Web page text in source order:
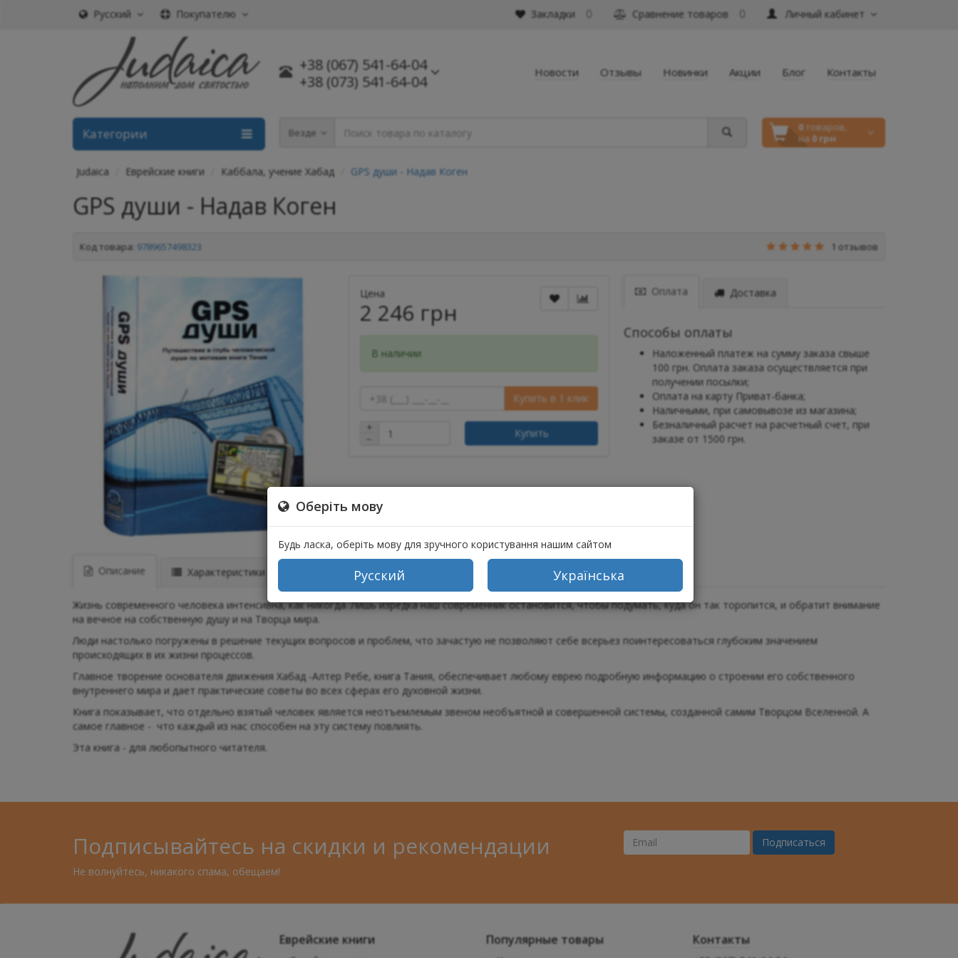
Русский Личный кабинет
Покупателю Закладки 0 Сравнение товаров 0
+38 (067) 541-64-04
+38 (073) 541-64-04
Новости Отзывы Новинки Акции Блог Контакты
Везде 0товаров,
на 0 грн
Категории
Оберіть мову
Будь ласка, оберіть мову для зручного користування нашим сайтом
Русский Українська
Judaica Еврейские книги Каббала, учение Хабад GPS души - Надав Коген
GPS души - Надав Коген
Код товара: 9789657498323 1 отзывов
Цена
2 246 грн
В наличии
Купить в 1 клик
+
−
Купить
Оплата Доставка
Способы оплаты
Наложенный платеж на сумму заказа свыше
100 грн. Оплата заказа осуществляется при
получении посылки;
Оплата на карту Приват-банка;
Наличными, при самовывозе из магазина;
Безналичный расчет на расчетный счет, при
заказе от 1500 грн.
Описание Характеристики Отзывы (1)
Жизнь современного человека интенсивна, как никогда. Лишь изредка наш современник остановится, чтобы подумать, куда он так торопится, и обратит внимание
на вечное на собственную душу и на Творца мира.
Люди настолько погружены в решение текущих вопросов и проблем, что зачастую не позволяют себе всерьез поинтересоваться глубоким значением
происходящих в их жизни процессов.
Главное творение основателя движения Хабад -Алтер Ребе, книга Тания, обеспечивает любому еврею подробную информацию о строении его собственного
внутреннего мира и дает практические советы во всех сферах его духовной жизни.
Книга показывает, что отдельно взятый человек является неотъемлемым звеном необъятной и совершенной системы, созданной самим Творцом Вселенной. А
самое главное - что каждый из нас способен на эту систему повлиять.
Эта книга - для любопытного читателя.
Подписывайтесь на скидки и рекомендации
Не волнуйтесь, никакого спама, обещаем!
Ваш
Подписаться
Еврейские книги Популярные товары Контакты